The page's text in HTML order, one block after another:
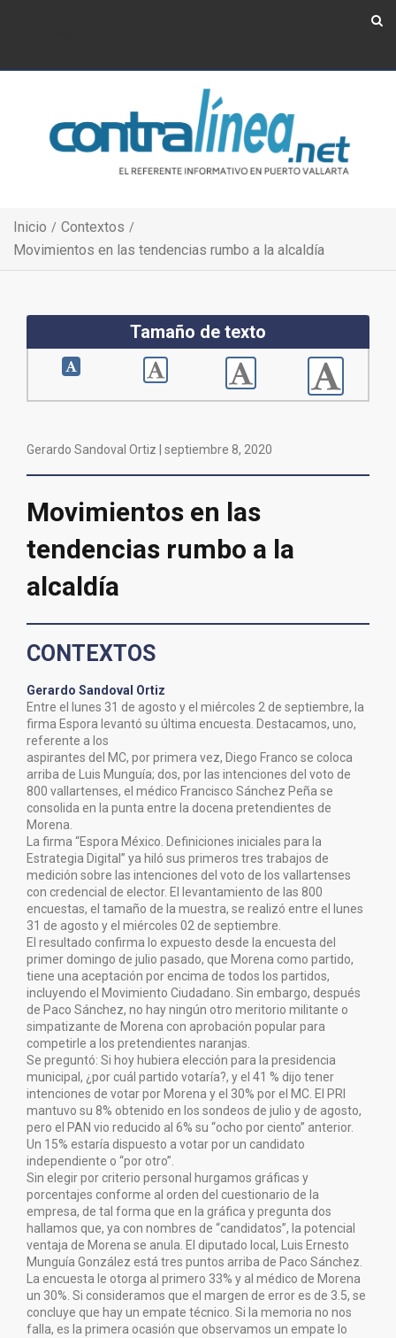
Inicio
Contextos
Movimientos en las tendencias rumbo a la alcaldía
Tamaño de texto
Gerardo Sandoval Ortiz | septiembre 8, 2020
Movimientos en las
tendencias rumbo a la
alcaldía
CONTEXTOS
Gerardo Sandoval Ortiz
Entre el lunes 31 de agosto y el miércoles 2 de septiembre, la
firma Espora levantó su última encuesta. Destacamos, uno,
referente a los
aspirantes del MC, por primera vez, Diego Franco se coloca
arriba de Luis Munguía; dos, por las intenciones del voto de
800 vallartenses, el médico Francisco Sánchez Peña se
consolida en la punta entre la docena pretendientes de
Morena.
La firma “Espora México. Definiciones iniciales para la
Estrategia Digital” ya hiló sus primeros tres trabajos de
medición sobre las intenciones del voto de los vallartenses
con credencial de elector. El levantamiento de las 800
encuestas, el tamaño de la muestra, se realizó entre el lunes
31 de agosto y el miércoles 02 de septiembre.
El resultado confirma lo expuesto desde la encuesta del
primer domingo de julio pasado, que Morena como partido,
tiene una aceptación por encima de todos los partidos,
incluyendo el Movimiento Ciudadano. Sin embargo, después
de Paco Sánchez, no hay ningún otro meritorio militante o
simpatizante de Morena con aprobación popular para
competirle a los pretendientes naranjas.
Se preguntó: Si hoy hubiera elección para la presidencia
municipal, ¿por cuál partido votaría?, y el 41 % dijo tener
intenciones de votar por Morena y el 30% por el MC. El PRI
mantuvo su 8% obtenido en los sondeos de julio y de agosto,
pero el PAN vio reducido al 6% su “ocho por ciento” anterior.
Un 15% estaría dispuesto a votar por un candidato
independiente o “por otro”.
Sin elegir por criterio personal hurgamos gráficas y
porcentajes conforme al orden del cuestionario de la
empresa, de tal forma que en la gráfica y pregunta dos
hallamos que, ya con nombres de “candidatos”, la potencial
ventaja de Morena se anula. El diputado local, Luis Ernesto
Munguía González está tres puntos arriba de Paco Sánchez.
La encuesta le otorga al primero 33% y al médico de Morena
un 30%. Si consideramos que el margen de error es de 3.5, se
concluye que hay un empate técnico. Si la memoria no nos
falla, es la primera ocasión que observamos un empate lo